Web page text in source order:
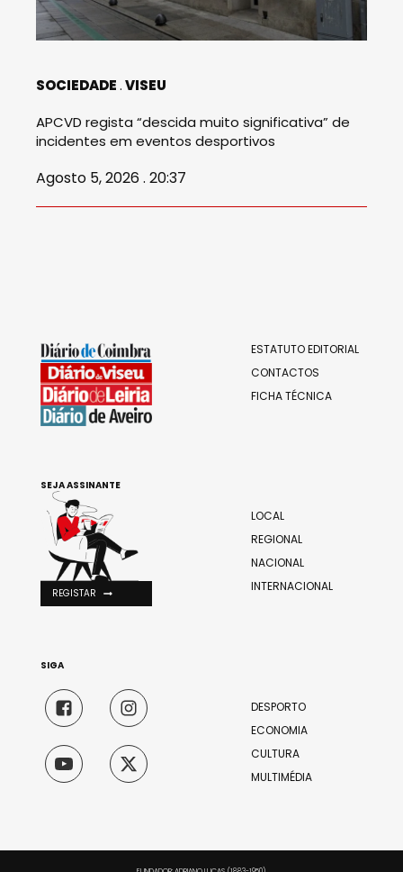
SOCIEDADE VISEU
APCVD regista “descida muito significativa” de
incidentes em eventos desportivos
Agosto 5, 2026 . 20:37
ESTATUTO EDITORIAL
CONTACTOS
FICHA TÉCNICA
LOCAL
REGIONAL
NACIONAL
INTERNACIONAL
DESPORTO
ECONOMIA
CULTURA
MULTIMÉDIA
SEJA ASSINANTE
REGISTAR
SIGA